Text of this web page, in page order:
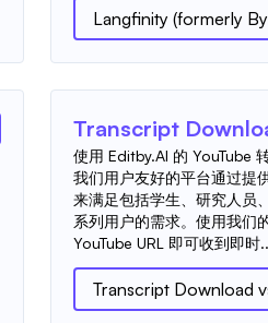
Langfinity (formerly
Transcript
使用 Editby.AI 的 YouTube
我们用户友好的平台通过提
来满足包括学生、研究人员
系列用户的需求。使用我们
YouTube URL 即可收到即时
Transcript Download